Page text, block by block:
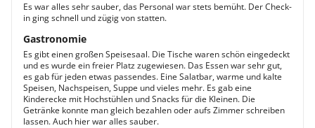
Es war alles sehr sauber, das Personal war stets bemüht. Der Check-
in ging schnell und zügig von statten.
Gastronomie
Es gibt einen großen Speisesaal. Die Tische waren schön eingedeckt
und es wurde ein freier Platz zugewiesen. Das Essen war sehr gut,
es gab für jeden etwas passendes. Eine Salatbar, warme und kalte
Speisen, Nachspeisen, Suppe und vieles mehr. Es gab eine
Kinderecke mit Hochstühlen und Snacks für die Kleinen. Die
Getränke konnte man gleich bezahlen oder aufs Zimmer schreiben
lassen. Auch hier war alles sauber.